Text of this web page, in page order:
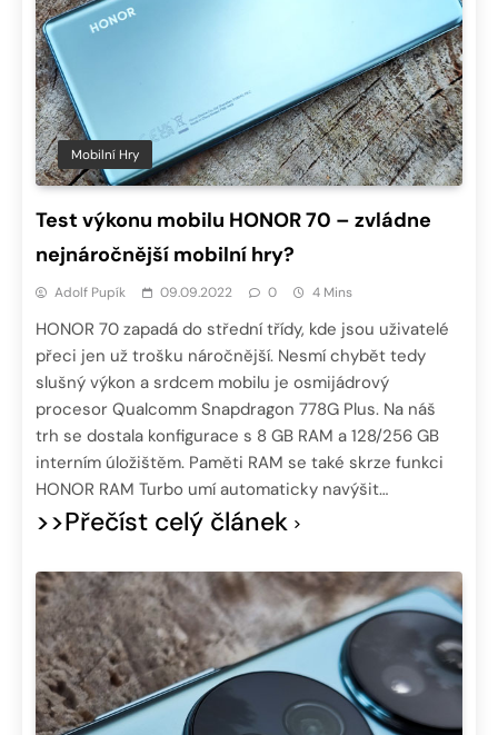
Mobilní Hry
Test výkonu mobilu HONOR 70 – zvládne
nejnáročnější mobilní hry?
Adolf Pupík 09.09.2022 0 4 Mins
HONOR 70 zapadá do střední třídy, kde jsou uživatelé
přeci jen už trošku náročnější. Nesmí chybět tedy
slušný výkon a srdcem mobilu je osmijádrový
procesor Qualcomm Snapdragon 778G Plus. Na náš
trh se dostala konfigurace s 8 GB RAM a 128/256 GB
interním úložištěm. Paměti RAM se také skrze funkci
HONOR RAM Turbo umí automaticky navýšit…
>>Přečíst celý článek